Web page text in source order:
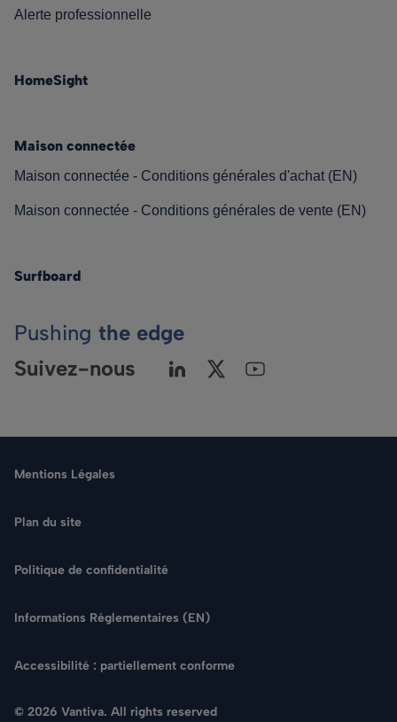
Rechercher
Alerte professionnelle
HomeSight
Maison connectée
Maison connectée - Conditions générales d'achat (EN)
Maison connectée - Conditions générales de vente (EN)
Surfboard
Pushing the edge
Suivez-nous
© 2026 Vantiva. All rights reserved
Mentions Légales
Plan du site
Politique de confidentialité
Informations Réglementaires (EN)
Accessibilité : partiellement conforme